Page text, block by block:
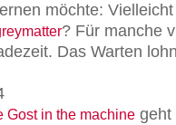
möchte:
? Für manche
Das Warten
Gost in the machinegeht